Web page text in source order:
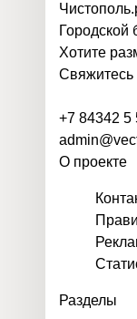
Чистополь.
Городской
Хотите
Свяжитесь
+7 84342 5
О проекте
Разделы